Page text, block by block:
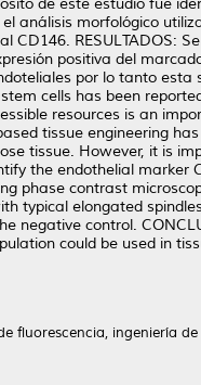
de este estudio fue
análisis morfológico
RESULTADOS:
positiva del
por lo tanto
cells has been
resources is an
tissue engineering
tissue. However, it is
the endothelial marker
phase contrast
typical elongated
negative control.
could be used in
fluorescencia, ingeniería